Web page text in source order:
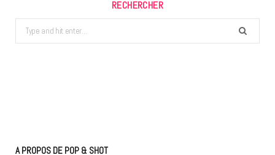
RECHERCHER
Search
for:
A PROPOS DE POP & SHOT